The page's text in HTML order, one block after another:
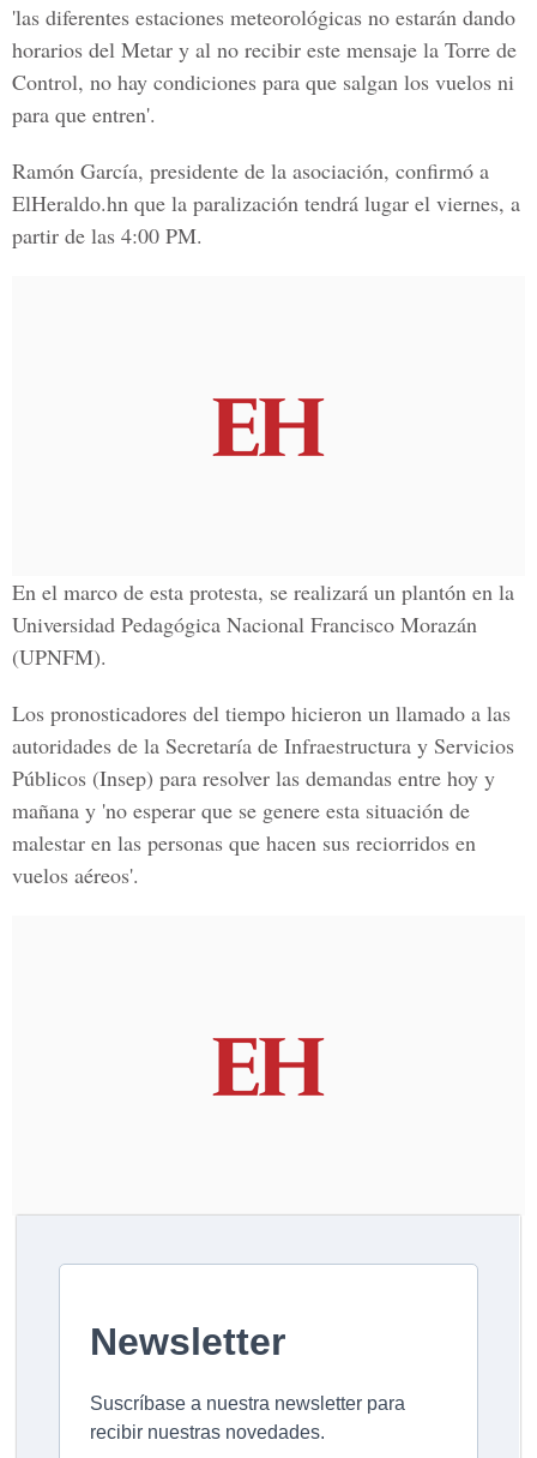
'las diferentes estaciones meteorológicas no estarán dando
horarios del Metar y al no recibir este mensaje la Torre de
Control, no hay condiciones para que salgan los vuelos ni
para que entren'.
Ramón García, presidente de la asociación, confirmó a
ElHeraldo.hn que la paralización tendrá lugar el viernes, a
partir de las 4:00 PM.
En el marco de esta protesta, se realizará un plantón en la
Universidad Pedagógica Nacional Francisco Morazán
(UPNFM).
Los pronosticadores del tiempo hicieron un llamado a las
autoridades de la Secretaría de Infraestructura y Servicios
Públicos (Insep) para resolver las demandas entre hoy y
mañana y 'no esperar que se genere esta situación de
malestar en las personas que hacen sus reciorridos en
vuelos aéreos'.